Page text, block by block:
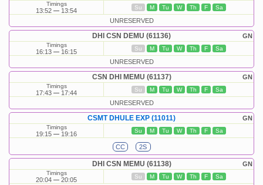
Timings
13:52 13:54 Su M Tu W Th F Sa
UNRESERVED
GN
DHI CSN DEMU (61136)
Timings
16:13 16:15 Su M Tu W Th F Sa
UNRESERVED
GN
CSN DHI MEMU (61137)
Timings
17:43 17:44 Su M Tu W Th F Sa
UNRESERVED
GN
CSMT DHULE EXP (11011)
Timings
19:15 19:16 Su M Tu W Th F Sa
CC 2S
GN
DHI CSN MEMU (61138)
Timings
20:04 20:05 Su M Tu W Th F Sa